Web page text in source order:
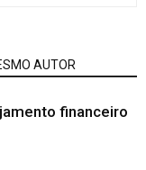
AUTOR
financeiro